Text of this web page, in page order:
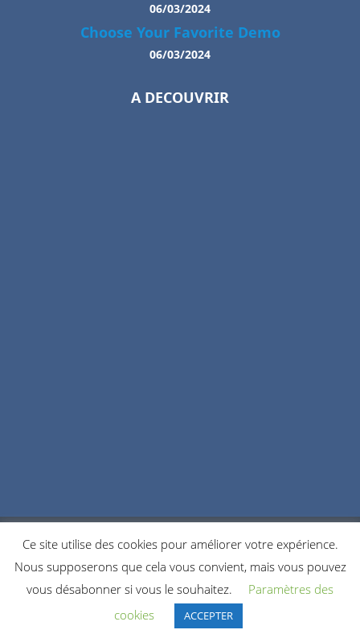
06/03/2024
Choose Your Favorite Demo
06/03/2024
A DECOUVRIR
POLITIQUE DE CONFIDENTIALITÉ
COOKIES
NOUS CONTACTER
© 2021 Copyright by Accordeonistes.fr. All rights reserved.
Ce site utilise des cookies pour améliorer votre expérience.
Nous supposerons que cela vous convient, mais vous pouvez
vous désabonner si vous le souhaitez.
Paramètres des
cookies
ACCEPTER